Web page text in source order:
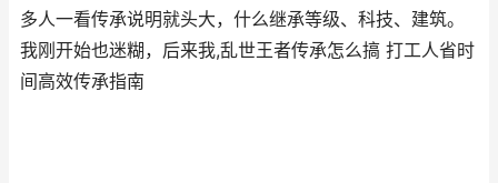
多人一看传承说明就头大，什么继承等级、科技、建筑。
我刚开始也迷糊，后来我,乱世王者传承怎么搞 打工人省时
间高效传承指南